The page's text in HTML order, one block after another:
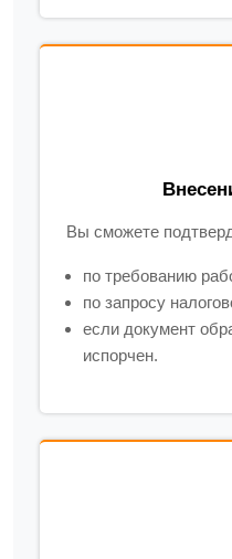
Вы сможете
по требованию
по запросу
если документ
испорчен.